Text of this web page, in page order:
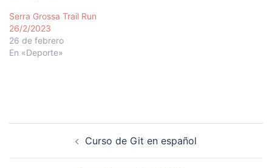
mi primer trail y la Serra
Grossa es un lugar en el
que…
Serra Grossa Trail Run
26/2/2023
26 de febrero
En «Deporte»
Curso de Git en español